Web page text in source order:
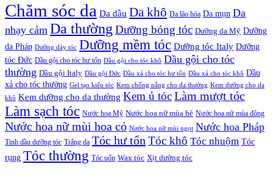
Chăm sóc da Da dầu Da khô Da lão hóa Da mụn Da
nhạy cảm Da thường Dưỡng bóng tóc Dưỡng da Mỹ Dưỡng
da Pháp Dưỡng dày tóc Dưỡng mềm tóc Dưỡng tóc Italy Dưỡng
tóc Đức
Dầu gội cho tóc hư tổn Dầu gội cho tóc khô Dầu gội cho tóc
thường Dầu gội Italy Dầu gội Đức Dầu xả cho tóc hư tổn Dầu xả cho tóc khô Dầu
xả cho tóc thường Gel tạo kiểu tóc Kem chống nắng cho da thường Kem dưỡng cho da
khô Kem dưỡng cho da thường Kem ủ tócLàm mượt tóc
Làm sạch tóc Nước hoa Mỹ Nước hoa nữ mùa hè Nước hoa nữ mùa đông
Nước hoa nữ mùi hoa cỏ Nước hoa nữ mùi ngọt Nước hoa Pháp
Tinh dầu dưỡng tóc Trắng da Tóc hư tổn Tóc khô Tóc nhuộm Tóc
rụng Tóc thường Tóc uốn Wax tóc Xịt dưỡng tóc